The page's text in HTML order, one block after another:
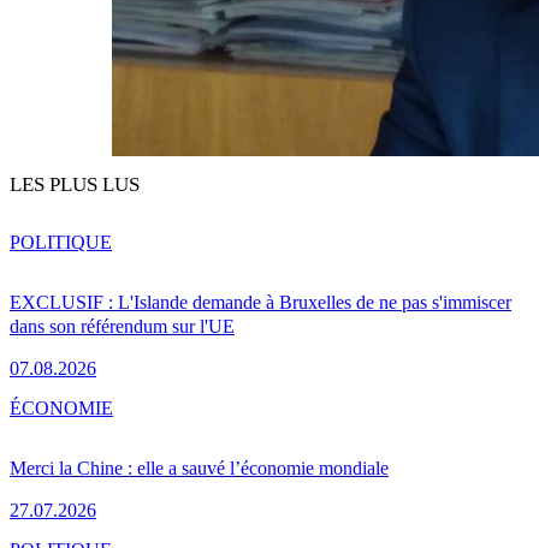
LES PLUS LUS
EXCLUSIF : L'Islande demande à Bruxelles de ne pas s'immiscer
dans son référendum sur l'UE
07.08.2026
POLITIQUE
Merci la Chine : elle a sauvé l’économie mondiale
27.07.2026
ÉCONOMIE